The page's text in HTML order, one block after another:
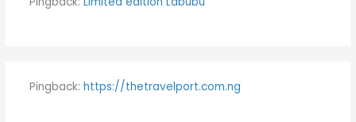
Pingback: https://thetravelport.com.ng